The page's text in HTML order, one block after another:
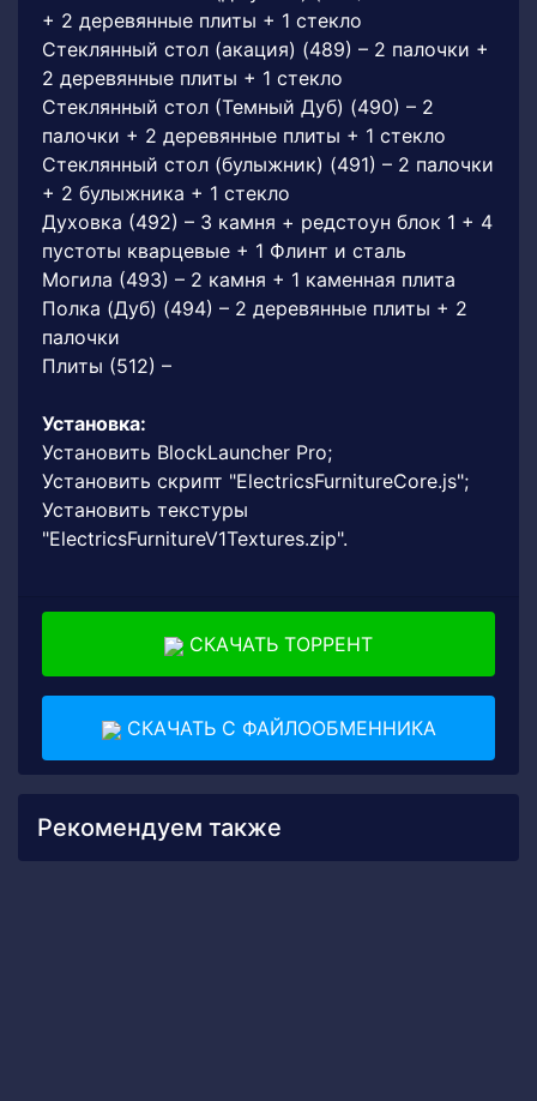
+ 2 деревянные плиты + 1 стекло
Стеклянный стол (акация) (489) – 2 палочки +
2 деревянные плиты + 1 стекло
Стеклянный стол (Темный Дуб) (490) – 2
палочки + 2 деревянные плиты + 1 стекло
Стеклянный стол (булыжник) (491) – 2 палочки
+ 2 булыжника + 1 стекло
Духовка (492) – 3 камня + редстоун блок 1 + 4
пустоты кварцевые + 1 Флинт и сталь
Могила (493) – 2 камня + 1 каменная плита
Полка (Дуб) (494) – 2 деревянные плиты + 2
палочки
Плиты (512) –
Установка:
Установить BlockLauncher Pro;
Установить скрипт "ElectricsFurnitureCore.js";
Установить текстуры
"ElectricsFurnitureV1Textures.zip".
СКАЧАТЬ ТОРРЕНТ
СКАЧАТЬ С ФАЙЛООБМЕННИКА
Рекомендуем также